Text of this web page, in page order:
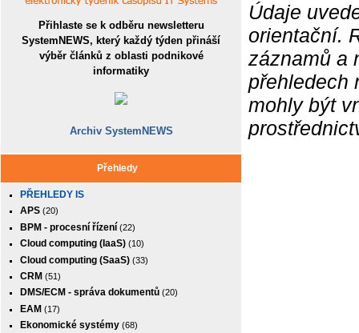
Přihlaste se k odběru newsletteru
SystemNEWS, který každý týden přináší
výběr článků z oblasti podnikové
informatiky
Archiv SystemNEWS
Přehledy
PŘEHLEDY IS
APS (20)
BPM - procesní řízení (22)
Cloud computing (IaaS) (10)
Cloud computing (SaaS) (33)
CRM (51)
DMS/ECM - správa dokumentů (20)
EAM (17)
Ekonomické systémy (68)
Údaje
orientační.
záznamů a
přehledech
mohly být